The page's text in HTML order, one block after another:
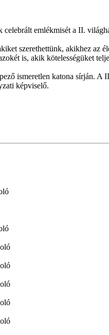
emlékmisét a II.
szerethettünk, akikhez
is, akik kötelességüket
ismeretlen katona sírján.
képviselő.